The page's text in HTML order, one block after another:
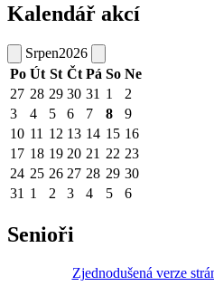
Kalendář akcí
Srpen2026
Po Út St Čt Pá So Ne
27 28 29 30 31 1
2
3
4 5 6 7 8
9
10 11 12 13 14 15 16
17 18 19 20 21 22 23
24 25 26 27 28 29 30
31 1 2 3 4 5 6
Senioři
Zjednodušená verze